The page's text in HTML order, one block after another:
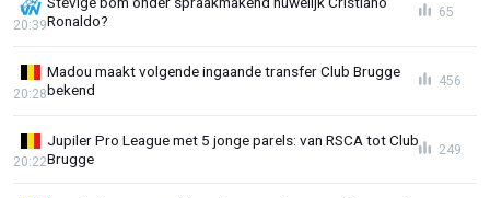
Ronaldo?
20:39
65
Madou maakt volgende ingaande transfer Club Brugge
bekend
20:28
456
Jupiler Pro League met 5 jonge parels: van RSCA tot Club
Brugge
20:22
249